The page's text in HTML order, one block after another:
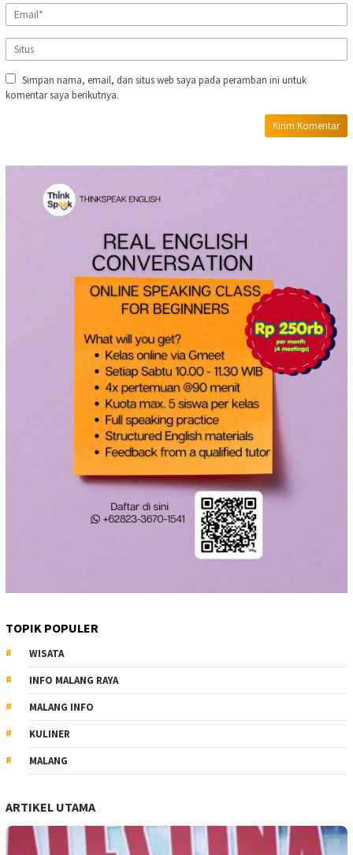
Simpan nama, email, dan situs web saya pada peramban ini untuk
komentar saya berikutnya.
TOPIK POPULER
WISATA
INFO MALANG RAYA
MALANG INFO
KULINER
MALANG
ARTIKEL UTAMA